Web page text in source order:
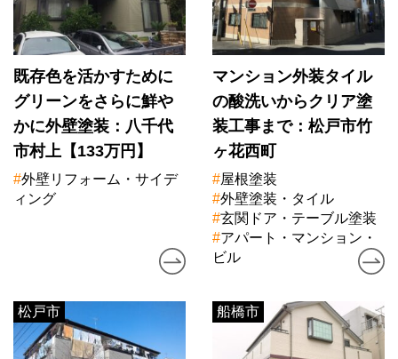
既存色を活かすために
グリーンをさらに鮮や
かに外壁塗装：八千代
市村上【133万円】
#外壁リフォーム・サイデ
ィング
マンション外装タイル
の酸洗いからクリア塗
装工事まで：松戸市竹
ヶ花西町
#屋根塗装
#外壁塗装・タイル
#玄関ドア・テーブル塗装
#アパート・マンション・
ビル
松戸市 船橋市